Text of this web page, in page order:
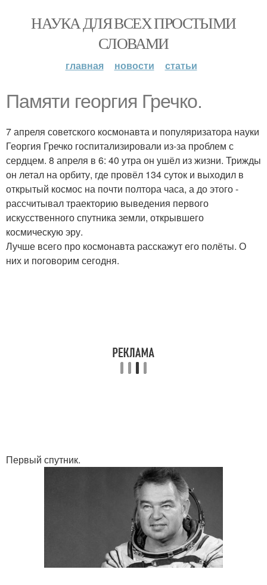
НАУКА ДЛЯ ВСЕХ ПРОСТЫМИ
СЛОВАМИ
главная новости статьи
Памяти георгия Гречко.
7 апреля советского космонавта и популяризатора науки
Георгия Гречко госпитализировали из-за проблем с
сердцем. 8 апреля в 6: 40 утра он ушёл из жизни. Трижды
он летал на орбиту, где провёл 134 суток и выходил в
открытый космос на почти полтора часа, а до этого -
рассчитывал траекторию выведения первого
искусственного спутника земли, открывшего
космическую эру.
Лучше всего про космонавта расскажут его полёты. О
них и поговорим сегодня.
Первый спутник.